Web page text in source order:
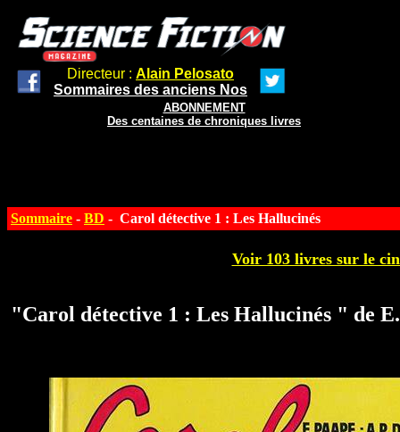
Directeur : Alain Pelosato
Sommaires des anciens Nos
ABONNEMENT
Des centaines de chroniques livres
Sommaire - BD - Carol détective 1 : Les Hallucinés
Voir 103 livres sur le
"Carol détective 1 : Les Hallucinés " de